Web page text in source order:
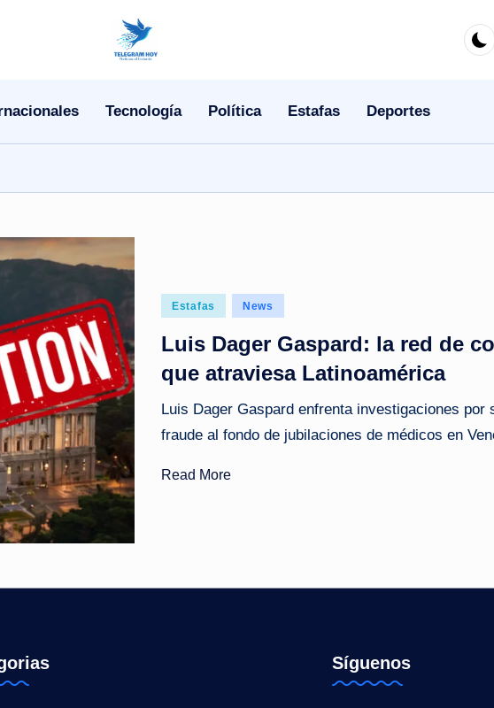
N
e
l
e
|
N
ti
c
i
Tecnología Política Estafas Deportes
Posted
Estafas News
Luis Dager Gaspard: la red de
que atraviesa Latinoamérica
Luis Dager Gaspard enfrenta investigaciones por
fraude al fondo de jubilaciones de médicos en
Read More
Síguenos